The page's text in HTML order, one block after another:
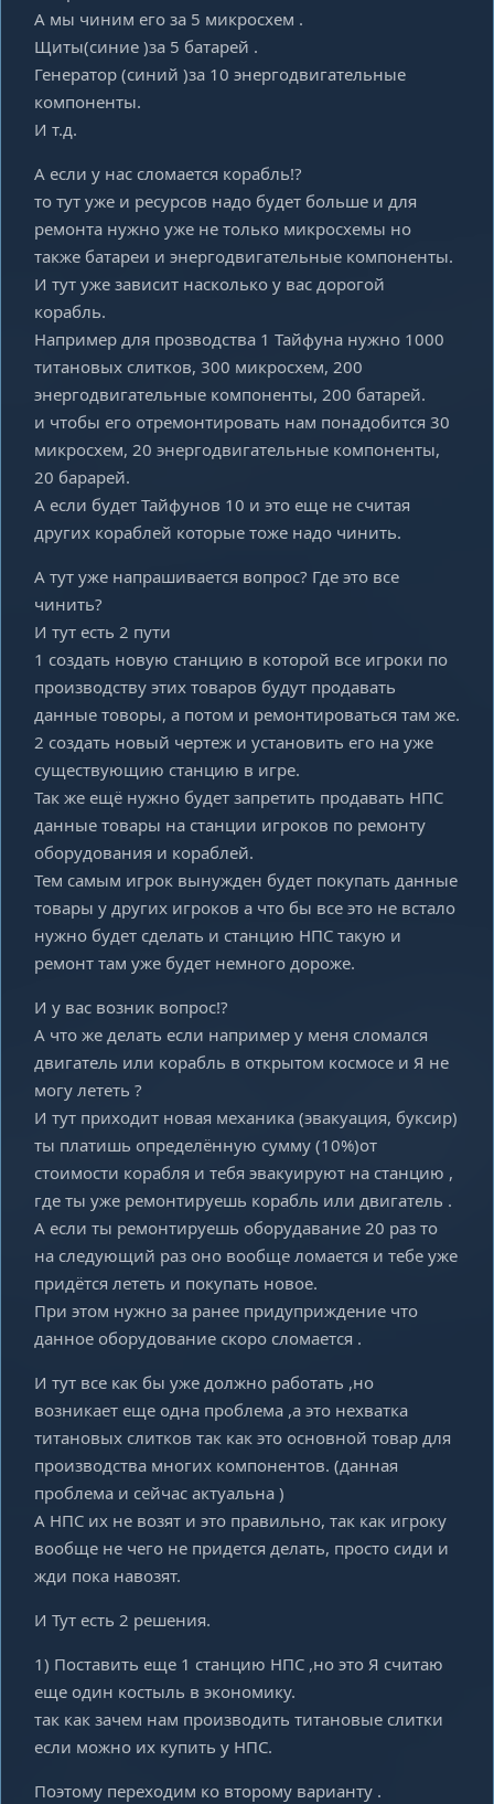
А мы чиним его за 5 микросхем .
Щиты(синие )за 5 батарей .
Генератор (синий )за 10 энергодвигательные
компоненты.
И т.д.
А если у нас сломается корабль!?
то тут уже и ресурсов надо будет больше и для
ремонта нужно уже не только микросхемы но
также батареи и энергодвигательные компоненты.
И тут уже зависит насколько у вас дорогой
корабль.
Например для прозводства 1 Тайфуна нужно 1000
титановых слитков, 300 микросхем, 200
энергодвигательные компоненты, 200 батарей.
и чтобы его отремонтировать нам понадобится 30
микросхем, 20 энергодвигательные компоненты,
20 барарей.
А если будет Тайфунов 10 и это еще не считая
других кораблей которые тоже надо чинить.
А тут уже напрашивается вопрос? Где это все
чинить?
И тут есть 2 пути
1 создать новую станцию в которой все игроки по
производству этих товаров будут продавать
данные товоры, а потом и ремонтироваться там же.
2 создать новый чертеж и установить его на уже
существующию станцию в игре.
Так же ещё нужно будет запретить продавать НПС
данные товары на станции игроков по ремонту
оборудования и кораблей.
Тем самым игрок вынужден будет покупать данные
товары у других игроков а что бы все это не встало
нужно будет сделать и станцию НПС такую и
ремонт там уже будет немного дороже.
И у вас возник вопрос!?
А что же делать если например у меня сломался
двигатель или корабль в открытом космосе и Я не
могу лететь ?
И тут приходит новая механика (эвакуация, буксир)
ты платишь определённую сумму (10%)от
стоимости корабля и тебя эвакуируют на станцию ,
где ты уже ремонтируешь корабль или двигатель .
А если ты ремонтируешь оборудавание 20 раз то
на следующий раз оно вообще ломается и тебе уже
придётся лететь и покупать новое.
При этом нужно за ранее придуприждение что
данное оборудование скоро сломается .
И тут все как бы уже должно работать ,но
возникает еще одна проблема ,а это нехватка
титановых слитков так как это основной товар для
производства многих компонентов. (данная
проблема и сейчас актуальна )
А НПС их не возят и это правильно, так как игроку
вообще не чего не придется делать, просто сиди и
жди пока навозят.
И Тут есть 2 решения.
1) Поставить еще 1 станцию НПС ,но это Я считаю
еще один костыль в экономику.
так как зачем нам производить титановые слитки
если можно их купить у НПС.
Поэтому переходим ко второму варианту .